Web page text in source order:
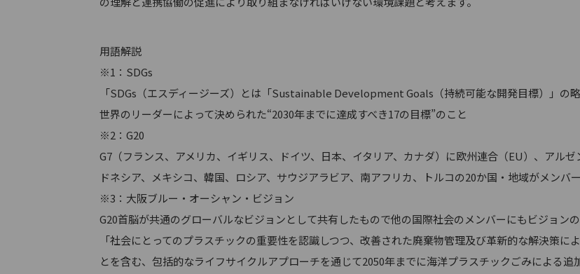
用語解説
※1：SDGs
「SDGs（エスディージーズ）とは「Sustainable Development Goals（持続可能な開発目標）」の
世界のリーダーによって決められた“2030年までに達成すべき17の目標”のこと
※2：G20
G7（フランス、アメリカ、イギリス、ドイツ、日本、イタリア、カナダ）に欧州連合（EU）、アル
ドネシア、メキシコ、韓国、ロシア、サウジアラビア、南アフリカ、トルコの20か国・地域がメンバ
※3：大阪ブルー・オーシャン・ビジョン
G20首脳が共通のグローバルなビジョンとして共有したもので他の国際社会のメンバーにもビジョン
「社会にとってのプラスチックの重要性を認識しつつ、改善された廃棄物管理及び革新的な解決策
とを含む、包括的なライフサイクルアプローチを通じて2050年までに海洋プラスチックごみによる追